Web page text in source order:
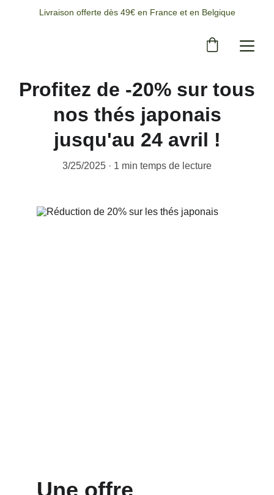
Livraison offerte dès 49€ en France et en Belgique
Profitez de -20% sur tous
nos thés japonais
jusqu'au 24 avril !
3/25/2025 1 min temps de lecture
Une offre